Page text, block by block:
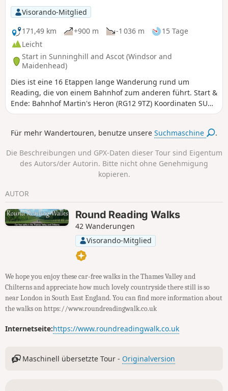
Visorando-Mitglied
171,49 km
+900 m -1 036 m
15 Tage
Leicht
Start in Sunninghill and Ascot (Windsor and
Maidenhead)
Dies ist eine 16 Etappen lange Wanderung rund um
Reading, die von einem Bahnhof zum anderen führt. Start &
Ende: Bahnhof Martin's Heron (RG12 9TZ) Koordinaten SU
887 683
Für mehr Wandertouren, benutze unsereSuchmaschine .
Die Beschreibungen und GPX-Daten dieser Tour sind Eigentum
des Autors/der Autorin. Bitte nicht ohne Genehmigung
kopieren.
AUTOR
Round Reading Walks
42 Wanderungen
Visorando-Mitglied
We hope you enjoy these car-free walks in the Thames Valley and
Chilterns and appreciate how much lovely countryside there still is so
near London in South East England. You can find more information about
the walks on https://www.roundreadingwalk.co.uk
Internetseite:https://www.roundreadingwalk.co.uk
Maschinell übersetzte Tour - Originalversion